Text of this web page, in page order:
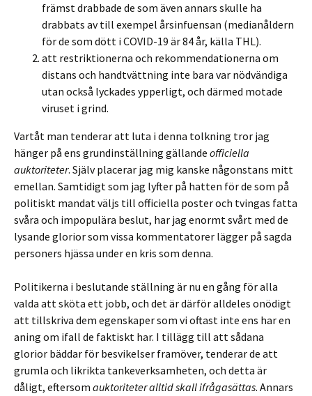
främst drabbade de som även annars skulle ha
drabbats av till exempel årsinfuensan (medianåldern
för de som dött i COVID-19 är 84 år, källa THL).
att restriktionerna och rekommendationerna om
distans och handtvättning inte bara var nödvändiga
utan också lyckades ypperligt, och därmed motade
viruset i grind.
Vartåt man tenderar att luta i denna tolkning tror jag
hänger på ens grundinställning gällande officiella
auktoriteter. Själv placerar jag mig kanske någonstans mitt
emellan. Samtidigt som jag lyfter på hatten för de som på
politiskt mandat väljs till officiella poster och tvingas fatta
svåra och impopulära beslut, har jag enormt svårt med de
lysande glorior som vissa kommentatorer lägger på sagda
personers hjässa under en kris som denna.
Politikerna i beslutande ställning är nu en gång för alla
valda att sköta ett jobb, och det är därför alldeles onödigt
att tillskriva dem egenskaper som vi oftast inte ens har en
aning om ifall de faktiskt har. I tillägg till att sådana
glorior bäddar för besvikelser framöver, tenderar de att
grumla och likrikta tankeverksamheten, och detta är
dåligt, eftersom auktoriteter alltid skall ifrågasättas. Annars